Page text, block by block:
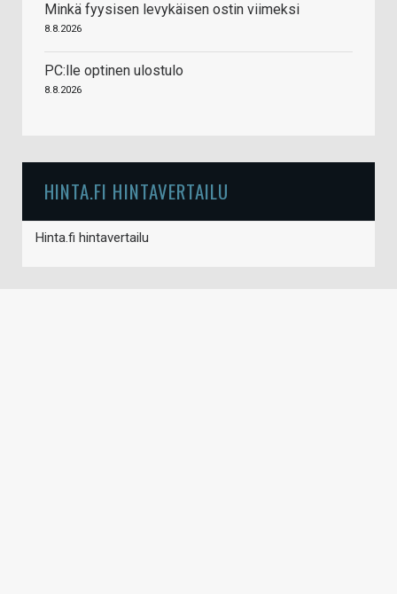
Minkä fyysisen levykäisen ostin viimeksi
8.8.2026
PC:lle optinen ulostulo
8.8.2026
HINTA.FI HINTAVERTAILU
Hinta.fi hintavertailu